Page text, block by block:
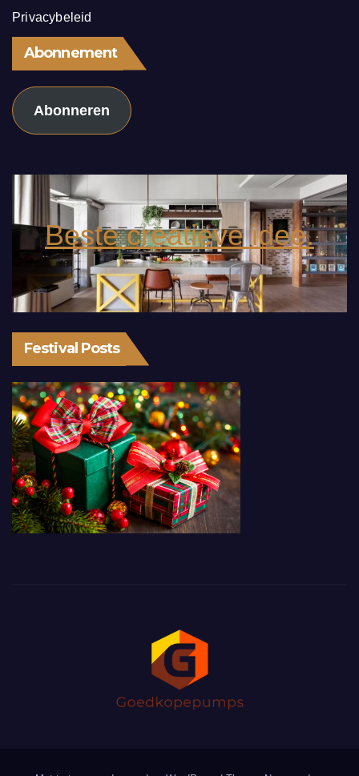
Privacybeleid
Abonnement
Abonneren
Beste creatieve idee.
Festival Posts